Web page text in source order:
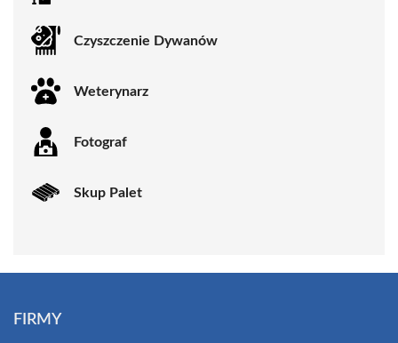
Czyszczenie Dywanów
Weterynarz
Fotograf
Skup Palet
FIRMY